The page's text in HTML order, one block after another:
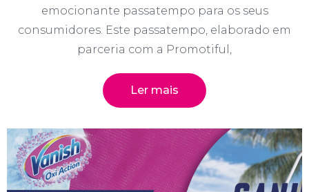
emocionante passatempo para os seus
consumidores. Este passatempo, elaborado em
parceria com a Promotiful,
Ler mais